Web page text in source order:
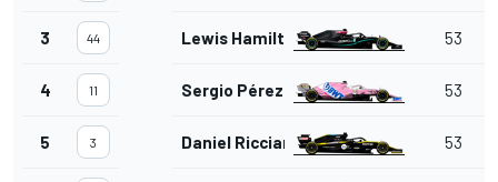
3 44 Lewis Hamilton 53
4 11 Sergio Pérez 53
5 3 Daniel Ricciardo 53